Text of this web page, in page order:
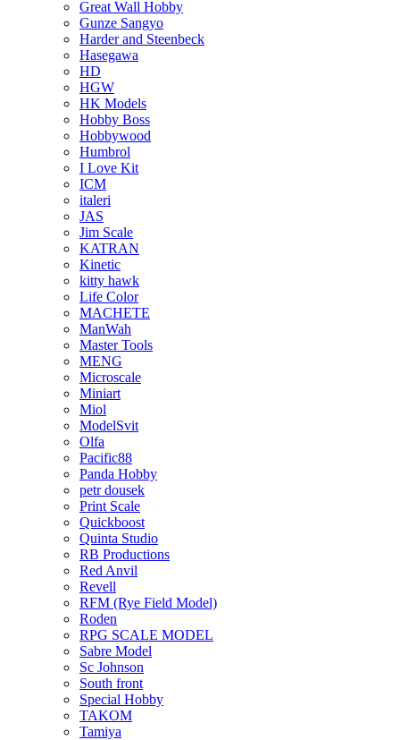
Great Wall Hobby
Gunze Sangyo
Harder and Steenbeck
Hasegawa
HD
HGW
HK Models
Hobby Boss
Hobbywood
Humbrol
I Love Kit
ICM
italeri
JAS
Jim Scale
KATRAN
Kinetic
kitty hawk
Life Color
MACHETE
ManWah
Master Tools
MENG
Microscale
Miniart
Miol
ModelSvit
Olfa
Pacific88
Panda Hobby
petr dousek
Print Scale
Quickboost
Quinta Studio
RB Productions
Red Anvil
Revell
RFM (Rye Field Model)
Roden
RPG SCALE MODEL
Sabre Model
Sc Johnson
South front
Special Hobby
TAKOM
Tamiya